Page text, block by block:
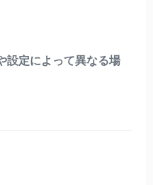
設定によって異なる場